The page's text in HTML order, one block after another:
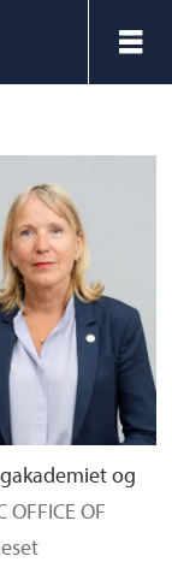
og
OFFICE OF